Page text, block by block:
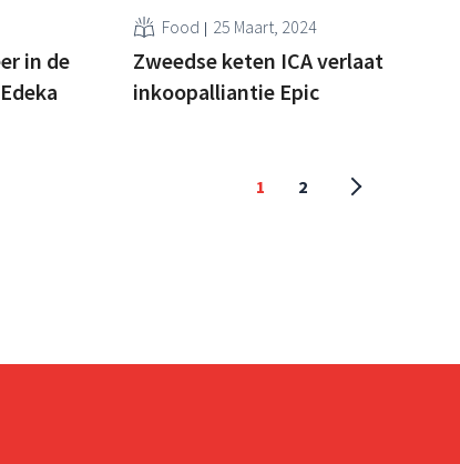
in de
Food 25 Maart, 2024
Zweedse keten ICA verlaat
inkoopalliantie Epic
1 2